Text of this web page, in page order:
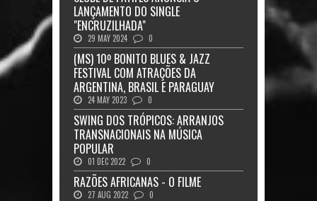
LANÇAMENTO DO SINGLE
"ENCRUZILHADA"
29 MAY 2024 0
(MS) 10º BONITO BLUES & JAZZ
FESTIVAL COM ATRAÇÕES DA
ARGENTINA, BRASIL E PARAGUAY
24 MAY 2023 0
SWING DOS TRÓPICOS: ARRANJOS
TRANSNACIONAIS NA MÚSICA
POPULAR
01 DEC 2022 0
RAZÕES AFRICANAS - O FILME
27 AUG 2022 0